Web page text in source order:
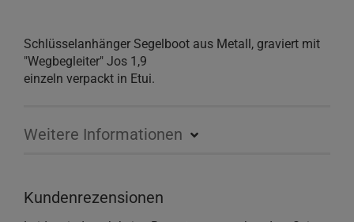
Schlüsselanhänger Segelboot aus Metall, graviert mit
"Wegbegleiter" Jos 1,9
einzeln verpackt in Etui.
Weitere Informationen
Kundenrezensionen